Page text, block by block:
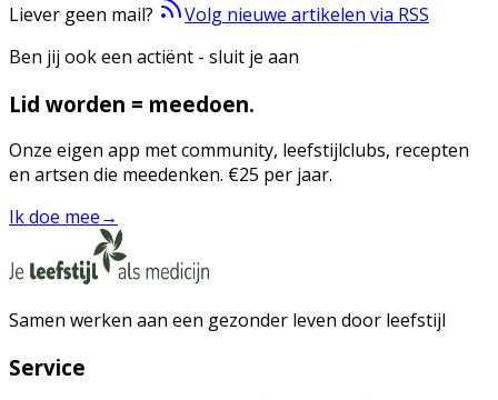
Liever geen mail?
Volg nieuwe artikelen via RSS
Ben jij ook een actiënt - sluit je aan
Lid worden = meedoen.
Onze eigen app met community, leefstijlclubs, recepten
en artsen die meedenken. €25 per jaar.
Ik doe mee→
Samen werken aan een gezonder leven door leefstijl
Service